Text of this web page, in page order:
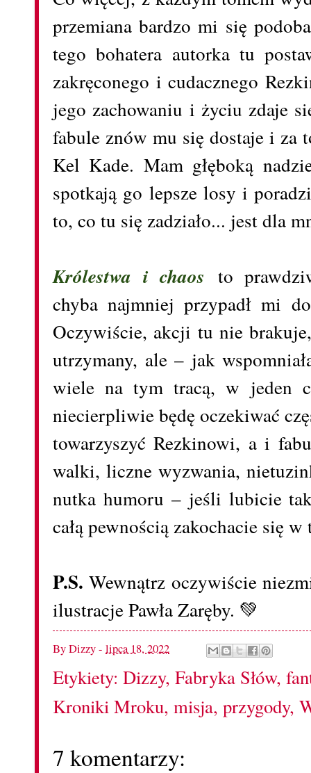
przemiana bardzo mi się
tego bohatera autorka tu
zakręconego i cudacznego
jego zachowaniu i życiu zdaje
fabule znów mu się dostaje i za
Kel Kade. Mam głęboką
spotkają go lepsze losy i
to, co tu się zadziało... jest dla
Królestwa i chaos to
chyba najmniej przypadł mi
Oczywiście, akcji tu nie
utrzymany, ale – jak
wiele na tym tracą, w jeden
niecierpliwie będę oczekiwać
towarzyszyć Rezkinowi, a i
walki, liczne wyzwania,
nutka humoru – jeśli lubicie
całą pewnością zakochacie się
P.S. Wewnątrz oczywiście
ilustracje Pawła Zaręby. 💚
ByDizzy- lipca 18, 2022
Etykiety: Dizzy, Fabryka Słów,
Kroniki Mroku, misja, przygody,
7 komentarzy: